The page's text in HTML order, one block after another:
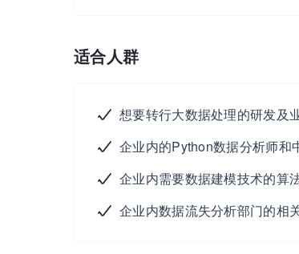
适合人群
想要转行大数据处理的研发及
企业内的Python数据分析师和
企业内需要数据建模技术的算
企业内数据流失分析部门的相